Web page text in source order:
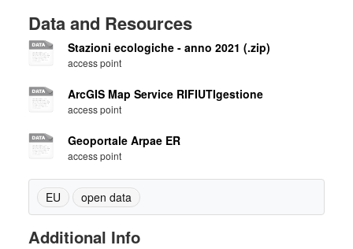
Data and Resources
Stazioni ecologiche - anno 2021 (.zip)
access point
ArcGIS Map Service RIFIUTIgestione
access point
Geoportale Arpae ER
access point
EU open data
Additional Info